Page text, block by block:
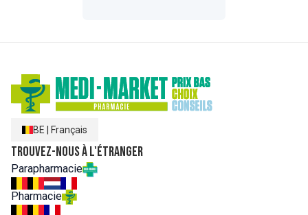
BE Français
Trouvez-nous à l'étranger
Parapharmacie
Pharmacie